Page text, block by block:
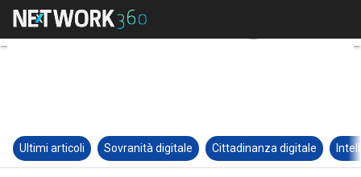
Ultimi articoli Sovranità digitale Cittadinanza digitale